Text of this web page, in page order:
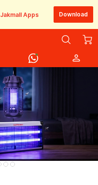
Jakmall Apps Download
person